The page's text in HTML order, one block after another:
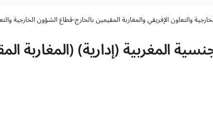
والتعاون الإفريقي والمغاربة المقيمين بالخارج-قطاع الشؤون الخارجية
المغربية (إدارية) (المغاربة